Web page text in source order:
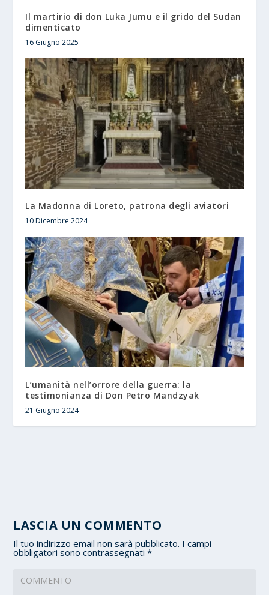
Il martirio di don Luka Jumu e il grido del Sudan
dimenticato
16 Giugno 2025
La Madonna di Loreto, patrona degli aviatori
10 Dicembre 2024
L’umanità nell’orrore della guerra: la
testimonianza di Don Petro Mandzyak
21 Giugno 2024
LASCIA UN COMMENTO
Il tuo indirizzo email non sarà pubblicato. I campi
obbligatori sono contrassegnati*